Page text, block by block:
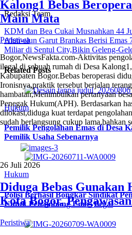
Redaksi Team
KDM dan Bea Cukai Musnahkan 44
Alun-alun Garut Brankas Berisi Emas
Miliar di Sentul City,Bikin Geleng-
Related Posts
Hukum
Pemilik Pengolahan Emas di Desa
Pemilik Usaha Sebenarnya
Hukum
Polisi Berhasil Bongkar Sindikat
Untuk Penambang Emas Ilegal
Kalong1 Bebas
Main Mata
Peristiwa
Bogor,NewsFakta.com-Aktivitas
ilegal di sebuah rumah di Desa
Kabupaten Bogor.Bebas beroperasi
Ironisnya,praktik tersebut berjalan
hambatan,Menimbulkan pertanyaan
Penegak Hukum(APH). Berdasarkan
dilokasi,diduga kuat terdapat
sudah berlangsung cukup
26 Juli 2026
Diduga Bebas Gunakan
Kota Bogor,
Peristiwa